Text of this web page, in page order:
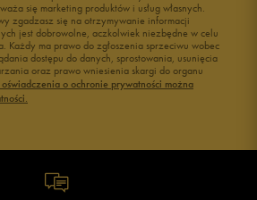
się marketing produktów i usług własnych.
zgadzasz się na otrzymywanie informacji
jest dobrowolne, aczkolwiek niezbędne w celu
Każdy ma prawo do zgłoszenia sprzeciwu wobec
dostępu do danych, sprostowania, usunięcia
oraz prawo wniesienia skargi do organu
oświadczenia o ochronie prywatności można